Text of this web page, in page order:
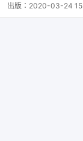
出版： 2020-03-24